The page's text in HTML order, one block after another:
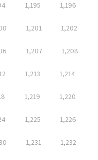
1,195 1,196
1,201 1,202
1,207 1,208
1,213 1,214
1,219 1,220
1,225 1,226
1,231 1,232